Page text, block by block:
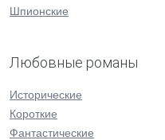
Шпионские
Любовные романы
Исторические
Короткие
Фантастические